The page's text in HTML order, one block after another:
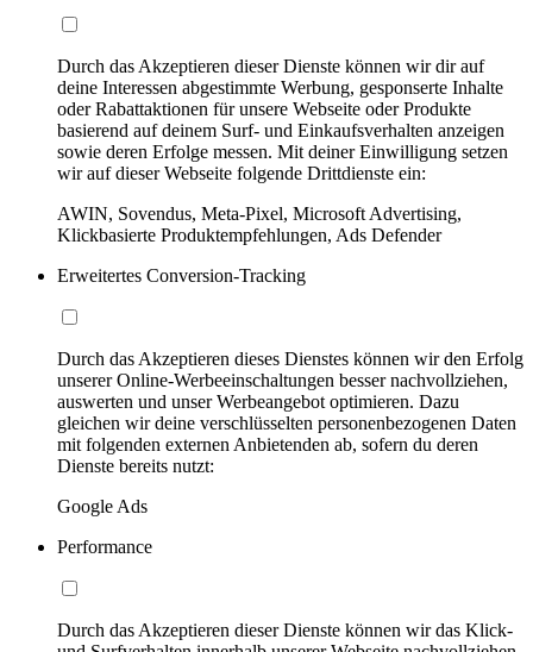
Durch das Akzeptieren dieser Dienste können wir dir auf
deine Interessen abgestimmte Werbung, gesponserte Inhalte
oder Rabattaktionen für unsere Webseite oder Produkte
basierend auf deinem Surf- und Einkaufsverhalten anzeigen
sowie deren Erfolge messen. Mit deiner Einwilligung setzen
wir auf dieser Webseite folgende Drittdienste ein:
AWIN, Sovendus, Meta-Pixel, Microsoft Advertising,
Klickbasierte Produktempfehlungen, Ads Defender
Erweitertes Conversion-Tracking
Durch das Akzeptieren dieses Dienstes können wir den Erfolg
unserer Online-Werbeeinschaltungen besser nachvollziehen,
auswerten und unser Werbeangebot optimieren. Dazu
gleichen wir deine verschlüsselten personenbezogenen Daten
mit folgenden externen Anbietenden ab, sofern du deren
Dienste bereits nutzt:
Google Ads
Performance
Durch das Akzeptieren dieser Dienste können wir das Klick-